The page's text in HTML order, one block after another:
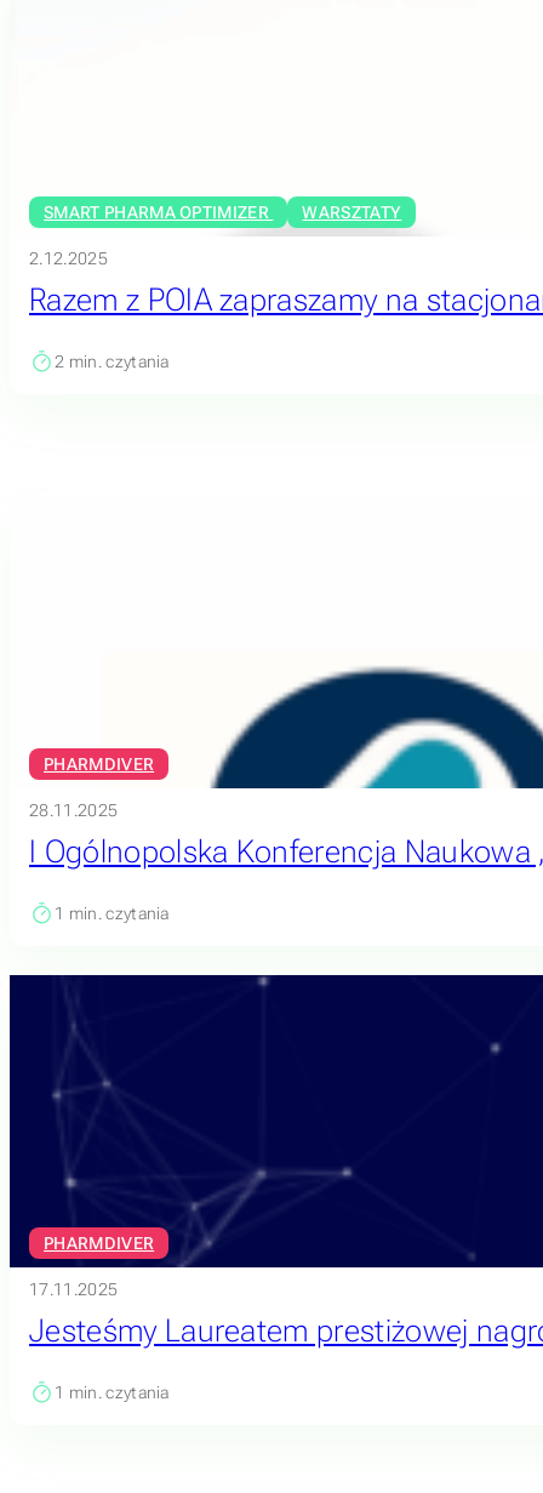
SMART PHARMA OPTIMIZER WARSZTATY
2.12.2025
Razem z POIA zapraszamy na
2 min. czytania
PHARMDIVER
28.11.2025
I Ogólnopolska Konferencja
1 min. czytania
PHARMDIVER
17.11.2025
Jesteśmy Laureatem prestiżowej
1 min. czytania